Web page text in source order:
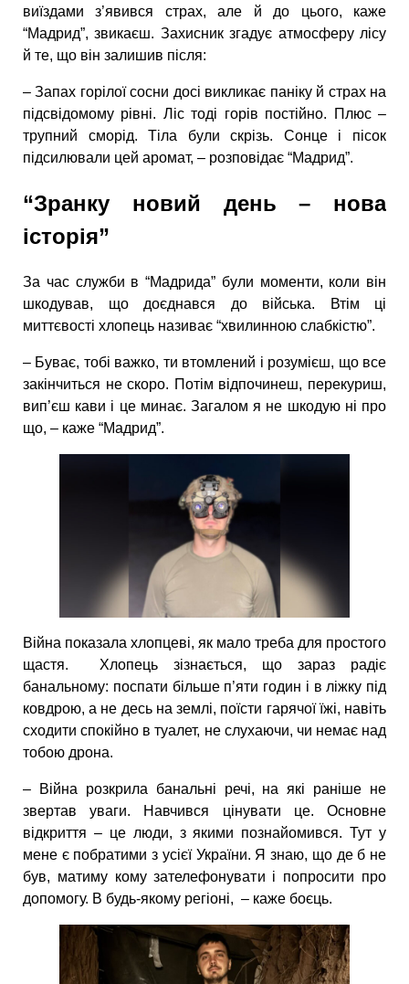
виїздами з’явився страх, але й до цього, каже
“Мадрид”, звикаєш. Захисник згадує атмосферу лісу
й те, що він залишив після:
– Запах горілої сосни досі викликає паніку й страх на
підсвідомому рівні. Ліс тоді горів постійно. Плюс –
трупний сморід. Тіла були скрізь. Сонце і пісок
підсилювали цей аромат, – розповідає “Мадрид”.
“Зранку новий день – нова
історія”
За час служби в “Мадрида” були моменти, коли він
шкодував, що доєднався до війська. Втім ці
миттєвості хлопець називає “хвилинною слабкістю”.
– Буває, тобі важко, ти втомлений і розумієш, що все
закінчиться не скоро. Потім відпочинеш, перекуриш,
вип’єш кави і це минає. Загалом я не шкодую ні про
що, – каже “Мадрид”.
Війна показала хлопцеві, як мало треба для простого
щастя. Хлопець зізнається, що зараз радіє
банальному: поспати більше п’яти годин і в ліжку під
ковдрою, а не десь на землі, поїсти гарячої їжі, навіть
сходити спокійно в туалет, не слухаючи, чи немає над
тобою дрона.
– Війна розкрила банальні речі, на які раніше не
звертав уваги. Навчився цінувати це. Основне
відкриття – це люди, з якими познайомився. Тут у
мене є побратими з усієї України. Я знаю, що де б не
був, матиму кому зателефонувати і попросити про
допомогу. В будь-якому регіоні, – каже боєць.